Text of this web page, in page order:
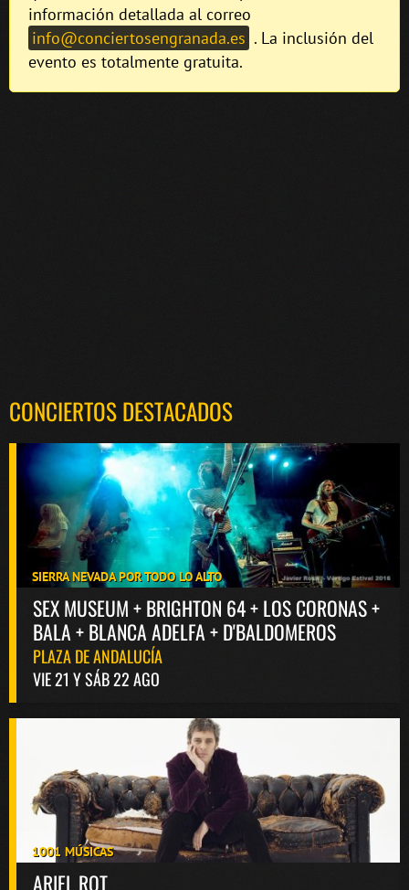
información detallada al correo
info@conciertosengranada.es . La inclusión del
evento es totalmente gratuita.
CONCIERTOS DESTACADOS
SIERRA NEVADA POR TODO LO ALTO
SEX MUSEUM + BRIGHTON 64 + LOS CORONAS +
BALA + BLANCA ADELFA + D'BALDOMEROS
PLAZA DE ANDALUCÍA
VIE 21 Y SÁB 22 AGO
1001 MÚSICAS
ARIEL ROT